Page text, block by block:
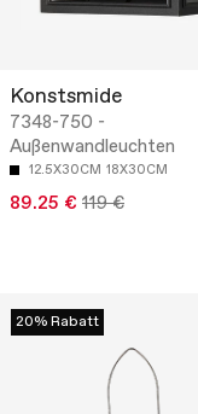
Konstsmide
7348-750 -
Außenwandleuchten
12.5X30CM 18X30CM
89.25 € 119 €
20% Rabatt